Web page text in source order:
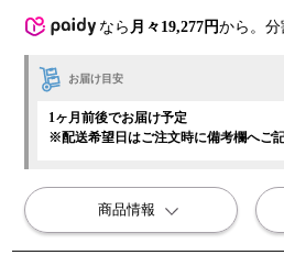
なら 月々19,277円から。
お届け目安
1ヶ月前後でお届け予定
※配送希望日はご注文時に備考欄へご記
商品情報